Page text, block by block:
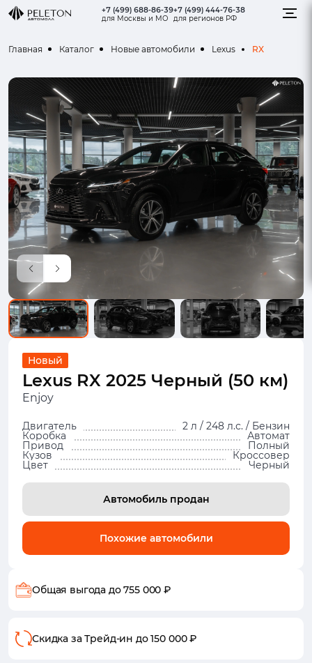
+7 (499) 688-86-39
для Москвы и МО
+7 (499) 444-76-38
для регионов РФ
Главная Каталог Новые автомобили Lexus RX
Новый
Lexus RX 2025 Черный (50 км)
Enjoy
Двигатель 2 л / 248 л.с. / Бензин
Коробка Автомат
Привод Полный
Кузов Кроссовер
Цвет Черный
Автомобиль продан
Похожие автомобили
Общая выгода до 755 000 ₽
Скидка за Трейд-ин до 150 000 ₽